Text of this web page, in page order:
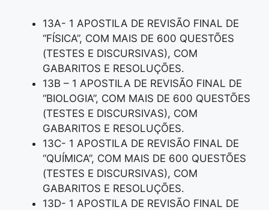
13A- 1 APOSTILA DE REVISÃO FINAL DE
“FÍSICA”, COM MAIS DE 600 QUESTÕES
(TESTES E DISCURSIVAS), COM
GABARITOS E RESOLUÇÕES.
13B – 1 APOSTILA DE REVISÃO FINAL DE
“BIOLOGIA”, COM MAIS DE 600 QUESTÕES
(TESTES E DISCURSIVAS), COM
GABARITOS E RESOLUÇÕES.
13C- 1 APOSTILA DE REVISÃO FINAL DE
“QUÍMICA”, COM MAIS DE 600 QUESTÕES
(TESTES E DISCURSIVAS), COM
GABARITOS E RESOLUÇÕES.
13D- 1 APOSTILA DE REVISÃO FINAL DE